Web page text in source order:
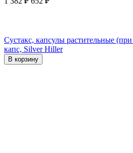
Сустакс, капсулы растительные
капс, Silver Hiller
В корзину